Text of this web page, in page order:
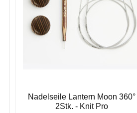
Nadelseile Lantern Moon 360°
2Stk. - Knit Pro